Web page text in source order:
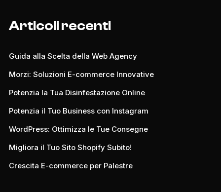
Articoli recenti
Guida alla Scelta della Web Agency
Morzi: Soluzioni E-commerce Innovative
Potenzia la Tua Disinfestazione Online
Potenzia il Tuo Business con Instagram
WordPress: Ottimizza le Tue Consegne
Migliora il Tuo Sito Shopify Subito!
Crescita E-commerce per Palestre